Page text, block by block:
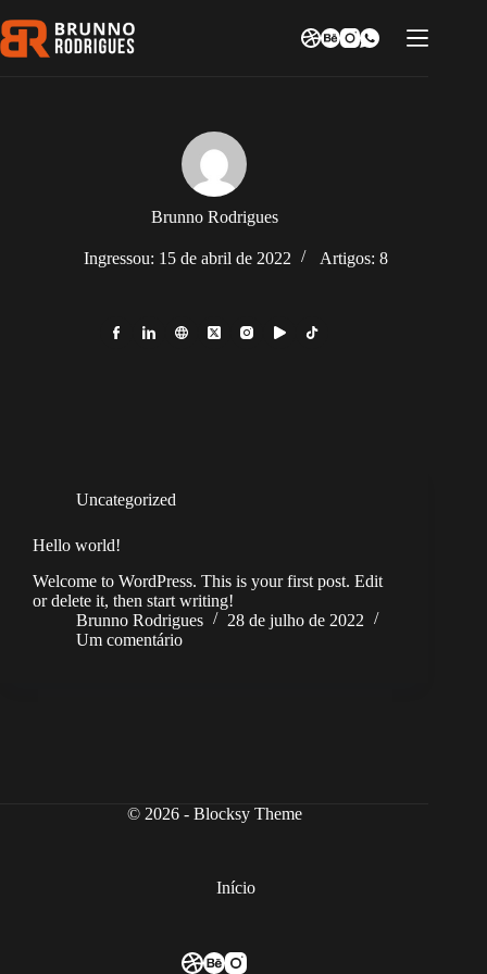
para
o
Brunno Rodrigues
Ingressou: 15 de abril de 2022 Artigos: 8
Uncategorized
Hello world!
Welcome to WordPress. This is your first post. Edit
or delete it, then start writing!
Brunno Rodrigues
28 de julho de 2022
Um comentário
© 2026 - Blocksy Theme
Início